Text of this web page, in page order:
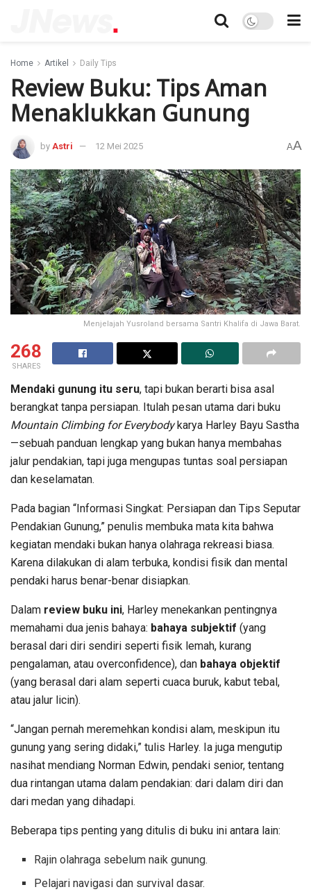
Home Artikel Daily Tips
Review Buku: Tips Aman
Menaklukkan Gunung
by Astri 12 Mei 2025 AA
Menjelajah Yusroland bersama Santri Khalifa di Jawa Barat.
268
SHARES
Mendaki gunung itu seru, tapi bukan berarti bisa asal
berangkat tanpa persiapan. Itulah pesan utama dari buku
Mountain Climbing for Everybodykarya Harley Bayu Sastha
—sebuah panduan lengkap yang bukan hanya membahas
jalur pendakian, tapi juga mengupas tuntas soal persiapan
dan keselamatan.
Pada bagian “Informasi Singkat: Persiapan dan Tips Seputar
Pendakian Gunung,” penulis membuka mata kita bahwa
kegiatan mendaki bukan hanya olahraga rekreasi biasa.
Karena dilakukan di alam terbuka, kondisi fisik dan mental
pendaki harus benar-benar disiapkan.
Dalam review buku ini, Harley menekankan pentingnya
memahami dua jenis bahaya: bahaya subjektif (yang
berasal dari diri sendiri seperti fisik lemah, kurang
pengalaman, atau overconfidence), dan bahaya objektif
(yang berasal dari alam seperti cuaca buruk, kabut tebal,
atau jalur licin).
“Jangan pernah meremehkan kondisi alam, meskipun itu
gunung yang sering didaki,” tulis Harley. Ia juga mengutip
nasihat mendiang Norman Edwin, pendaki senior, tentang
dua rintangan utama dalam pendakian: dari dalam diri dan
dari medan yang dihadapi.
Beberapa tips penting yang ditulis di buku ini antara lain:
Rajin olahraga sebelum naik gunung.
Pelajari navigasi dan survival dasar.